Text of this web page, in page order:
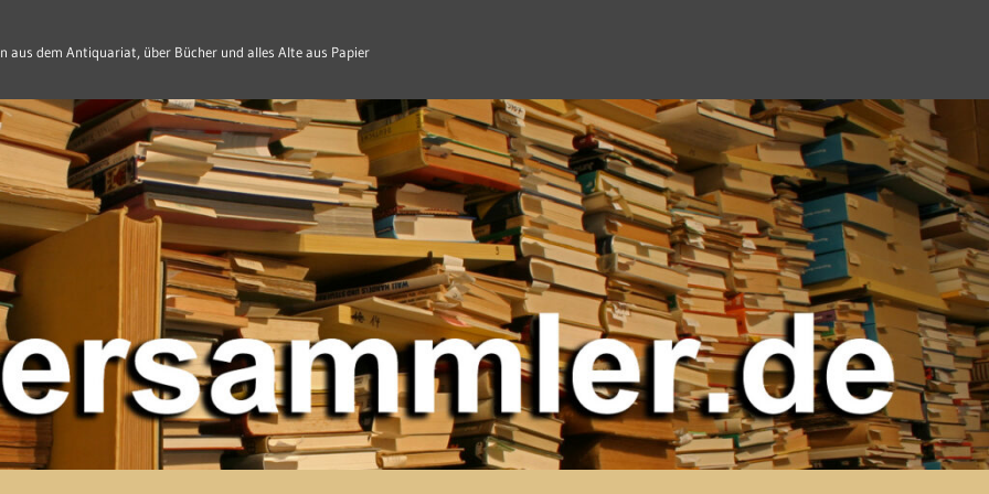
aus dem Antiquariat, über Bücher und alles Alte aus Papier